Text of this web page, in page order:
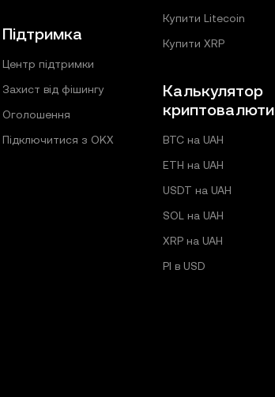
Підтримка
Центр підтримки
Захист від фішингу
Оголошення
Підключитися з OKX
Купити Litecoin
Купити XRP
Калькулятор
криптовалюти
BTC на UAH
ETH на UAH
USDT на UAH
SOL на UAH
XRP на UAH
PI в USD